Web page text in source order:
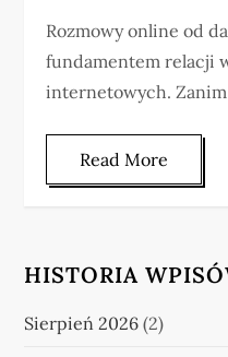
Rozmowy online od
fundamentem relacji
internetowych.
Read More
HISTORIA
Sierpień 2026 (2)